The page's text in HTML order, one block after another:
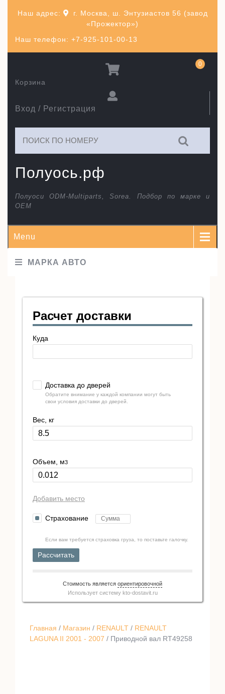
Наш телефон: +7-925-101-00-13
Наш адрес:
г. Москва, ш. Энтузиастов 56 (завод
«Прожектор»)
Полуось.рф
Полуоси ODM-Multiparts, Sorea. Подбор по марке и
ОЕМ
Вход / Регистрация
Корзина
0
Menu
МАРКА АВТО
Главная / Магазин / RENAULT / RENAULT
LAGUNA II 2001 - 2007 / Приводной вал RT49258
Расчет доставки
Куда
Доставка до дверей
Обратите внимание у каждой компании могут быть
свои условия доставки до дверей.
Вес, кг
Объем, м3
Добавить место
Страхование
Если вам требуется страховка груза, то поставьте галочку.
Рассчитать
Стоимость является ориентировочной
Использует систему kto-dostavit.ru